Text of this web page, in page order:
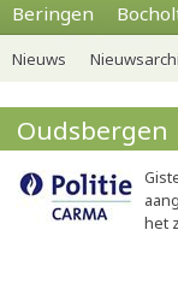
Beringen
Nieuws
Oudsbergen
het